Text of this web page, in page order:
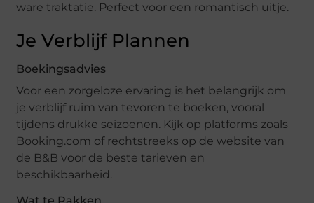
ware traktatie. Perfect voor een romantisch uitje.
Je Verblijf Plannen
Boekingsadvies
Voor een zorgeloze ervaring is het belangrijk om
je verblijf ruim van tevoren te boeken, vooral
tijdens drukke seizoenen. Kijk op platforms zoals
Booking.com of rechtstreeks op de website van
de B&B voor de beste tarieven en
beschikbaarheid.